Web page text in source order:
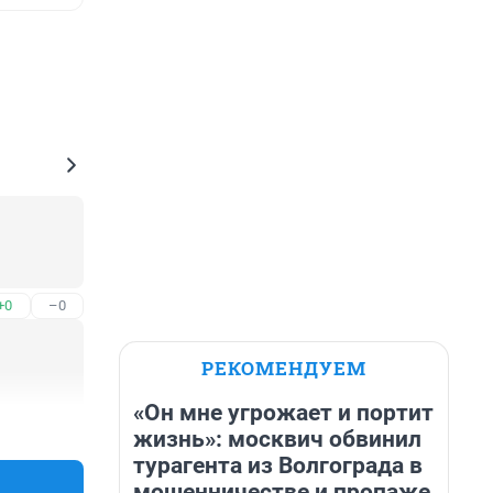
–0
РЕКОМЕНДУЕМ
«Он мне угрожает и портит
жизнь»: москвич обвинил
турагента из Волгограда в